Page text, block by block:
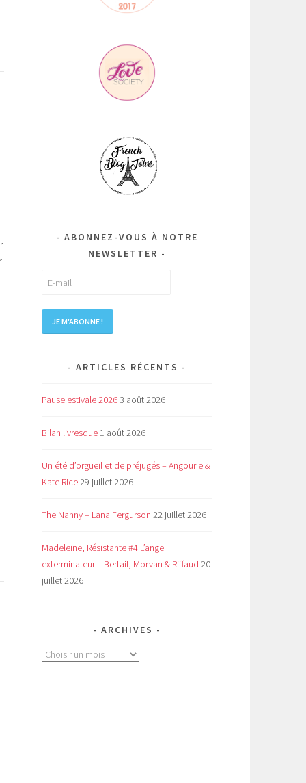
ABONNEZ-VOUS À NOTRE
NEWSLETTER
ARTICLES RÉCENTS
Pause estivale 20263 août 2026
Bilan livresque 1 août 2026
Un été d’orgueil et de préjugés – Angourie &
Kate Rice29 juillet 2026
The Nanny – Lana Fergurson 22 juillet 2026
Madeleine, Résistante #4 L’ange
exterminateur – Bertail, Morvan & Riffaud 20
juillet 2026
ARCHIVES
Archives